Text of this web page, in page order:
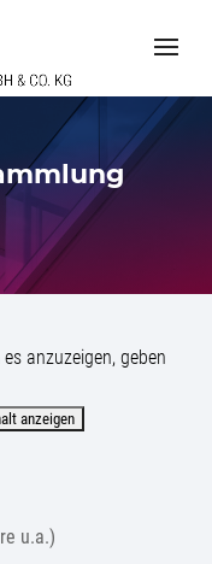
u.a.)
anzuzeigen, geben